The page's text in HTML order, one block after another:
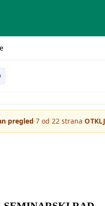
pregled·7 od 22 strana·